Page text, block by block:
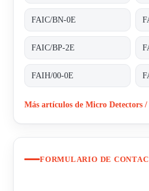
FAIC/BN-0E
FAIC/BP-2E
FAIH/00-0E
Más artículos de Micro Detectors
FORMULARIO DE